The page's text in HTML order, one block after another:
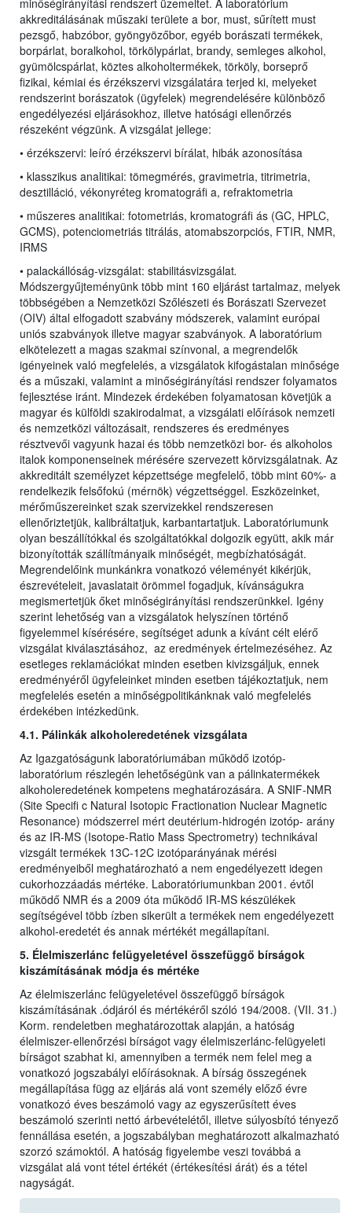
minőségirányítási rendszert üzemeltet. A laboratórium
akkreditálásának műszaki területe a bor, must, sűrített must
pezsgő, habzóbor, gyöngyözőbor, egyéb borászati termékek,
borpárlat, boralkohol, törkölypárlat, brandy, semleges alkohol,
gyümölcspárlat, köztes alkoholtermékek, törköly, borseprő
fizikai, kémiai és érzékszervi vizsgálatára terjed ki, melyeket
rendszerint borászatok (ügyfelek) megrendelésére különböző
engedélyezési eljárásokhoz, illetve hatósági ellenőrzés
részeként végzünk. A vizsgálat jellege:
• érzékszervi: leíró érzékszervi bírálat, hibák azonosítása
• klasszikus analitikai: tömegmérés, gravimetria, titrimetria,
desztilláció, vékonyréteg kromatográfi a, refraktometria
• műszeres analitikai: fotometriás, kromatográfi ás (GC, HPLC,
GCMS), potenciometriás titrálás, atomabszorpciós, FTIR, NMR,
IRMS
• palackállóság-vizsgálat: stabilitásvizsgálat.
Módszergyűjteményünk több mint 160 eljárást tartalmaz, melyek
többségében a Nemzetközi Szőlészeti és Borászati Szervezet
(OIV) által elfogadott szabvány módszerek, valamint európai
uniós szabványok illetve magyar szabványok. A laboratórium
elkötelezett a magas szakmai színvonal, a megrendelők
igényeinek való megfelelés, a vizsgálatok kifogástalan minősége
és a műszaki, valamint a minőségirányítási rendszer folyamatos
fejlesztése iránt. Mindezek érdekében folyamatosan követjük a
magyar és külföldi szakirodalmat, a vizsgálati előírások nemzeti
és nemzetközi változásait, rendszeres és eredményes
résztvevői vagyunk hazai és több nemzetközi bor- és alkoholos
italok komponenseinek mérésére szervezett körvizsgálatnak. Az
akkreditált személyzet képzettsége megfelelő, több mint 60%- a
rendelkezik felsőfokú (mérnök) végzettséggel. Eszközeinket,
mérőműszereinket szak szervizekkel rendszeresen
ellenőriztetjük, kalibráltatjuk, karbantartatjuk. Laboratóriumunk
olyan beszállítókkal és szolgáltatókkal dolgozik együtt, akik már
bizonyították szállítmányaik minőségét, megbízhatóságát.
Megrendelőink munkánkra vonatkozó véleményét kikérjük,
észrevételeit, javaslatait örömmel fogadjuk, kívánságukra
megismertetjük őket minőségirányítási rendszerünkkel. Igény
szerint lehetőség van a vizsgálatok helyszínen történő
figyelemmel kísérésére, segítséget adunk a kívánt célt elérő
vizsgálat kiválasztásához, az eredmények értelmezéséhez. Az
esetleges reklamációkat minden esetben kivizsgáljuk, ennek
eredményéről ügyfeleinket minden esetben tájékoztatjuk, nem
megfelelés esetén a minőségpolitikánknak való megfelelés
érdekében intézkedünk.
4.1. Pálinkák alkoholeredetének vizsgálata
Az Igazgatóságunk laboratóriumában működő izotóp-
laboratórium részlegén lehetőségünk van a pálinkatermékek
alkoholeredetének kompetens meghatározására. A SNIF-NMR
(Site Specifi c Natural Isotopic Fractionation Nuclear Magnetic
Resonance) módszerrel mért deutérium-hidrogén izotóp- arány
és az IR-MS (Isotope-Ratio Mass Spectrometry) technikával
vizsgált termékek 13C-12C izotóparányának mérési
eredményeiből meghatározható a nem engedélyezett idegen
cukorhozzáadás mértéke. Laboratóriumunkban 2001. évtől
működő NMR és a 2009 óta működő IR-MS készülékek
segítségével több ízben sikerült a termékek nem engedélyezett
alkohol-eredetét és annak mértékét megállapítani.
5. Élelmiszerlánc felügyeletével összefüggő bírságok
kiszámításának módja és mértéke
Az élelmiszerlánc felügyeletével összefüggő bírságok
kiszámításának .ódjáról és mértékéről szóló 194/2008. (VII. 31.)
Korm. rendeletben meghatározottak alapján, a hatóság
élelmiszer-ellenőrzési bírságot vagy élelmiszerlánc-felügyeleti
bírságot szabhat ki, amennyiben a termék nem felel meg a
vonatkozó jogszabályi előírásoknak. A bírság összegének
megállapítása függ az eljárás alá vont személy előző évre
vonatkozó éves beszámoló vagy az egyszerűsített éves
beszámoló szerinti nettó árbevételétől, illetve súlyosbító tényező
fennállása esetén, a jogszabályban meghatározott alkalmazható
szorzó számoktól. A hatóság figyelembe veszi továbbá a
vizsgálat alá vont tétel értékét (értékesítési árát) és a tétel
nagyságát.